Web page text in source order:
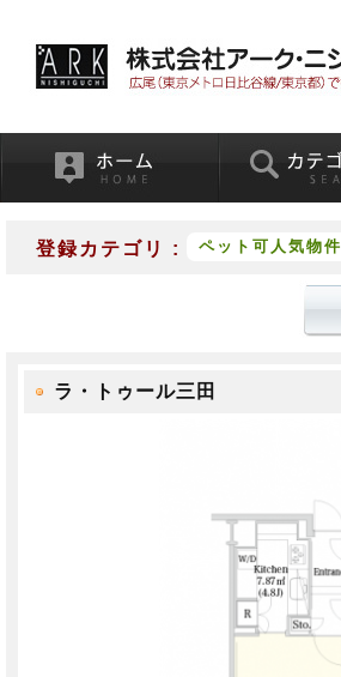
登録カテゴリ : ペット可人気物件
ラ・トゥール三田